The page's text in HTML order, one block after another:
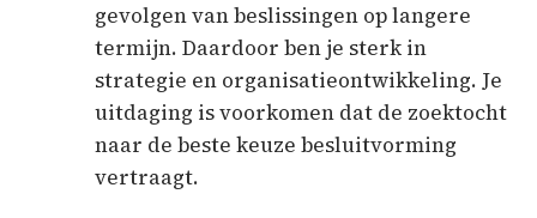
gevolgen van beslissingen op langere
termijn. Daardoor ben je sterk in
strategie en organisatieontwikkeling. Je
uitdaging is voorkomen dat de zoektocht
naar de beste keuze besluitvorming
vertraagt.